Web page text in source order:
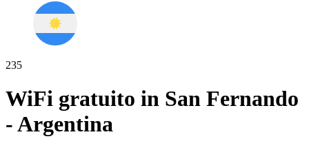
235
WiFi gratuito in San Fernando
-Argentina